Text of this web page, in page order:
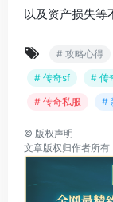
以及资产损失等
# 攻略心得
# 传奇sf
# 传
# 传奇私服
#
© 版权声明
文章版权归作者所有